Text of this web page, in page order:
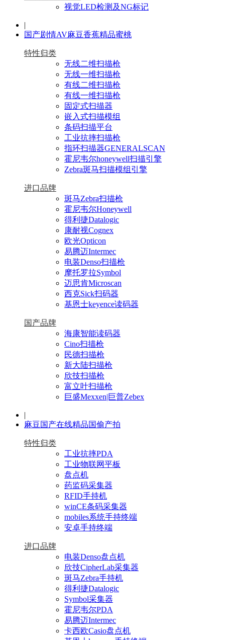
视觉LED检测及NG标记
|
国产剧情AV麻豆香蕉精品蜜桃
特性归类
无线二维扫描枪
无线一维扫描枪
有线二维扫描枪
有线一维扫描枪
固定式扫描器
嵌入式扫描模组
条码扫描平台
工业抗摔扫描枪
指环扫描器GENERALSCAN
霍尼韦尔honeywell扫描引擎
Zebra斑马扫描模组引擎
进口品牌
斑马Zebra扫描枪
霍尼韦尔Honeywell
得利捷Datalogic
康耐视Cognex
欧光Opticon
易腾迈Intermec
电装Denso扫描枪
摩托罗拉Symbol
迈思肯Microscan
西克Sick扫码器
基恩士keyence读码器
国产品牌
海康智能读码器
Cino扫描枪
民德扫描枪
新大陆扫描枪
欣技扫描枪
富立叶扫描枪
巨盛Mexxen|巨普Zebex
|
麻豆国产在线精品国偷产拍
特性归类
工业抗摔PDA
工业物联网平板
盘点机
药监码采集器
RFID手持机
winCE条码采集器
mobiles系统手持终端
安卓手持终端
进口品牌
电装Denso盘点机
欣技CipherLab采集器
斑马Zebra手持机
得利捷Datalogic
Symbol采集器
霍尼韦尔PDA
易腾迈Intermec
卡西欧Casio盘点机